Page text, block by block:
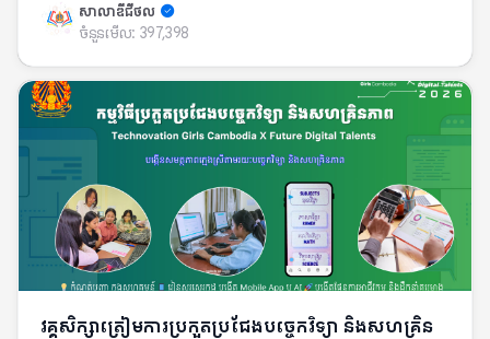
សាលាឌីជីថល
ចំនួនមើល: 397,398
វគ្គសិក្សាត្រៀមការប្រកួតប្រជែងបច្ចេកវិទ្យា និងសហគ្រិន